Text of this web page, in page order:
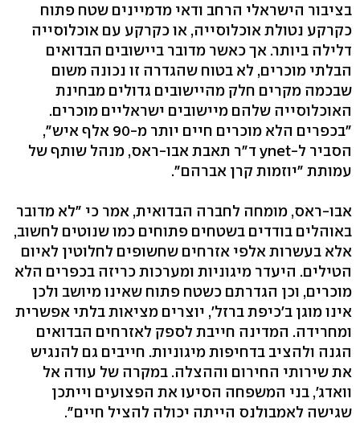
בציבור הישראלי הרחב ודאי מדמיינים שטח פתוח
כקרקע נטולת אוכלוסייה, או כקרקע עם אוכלוסייה
דלילה ביותר. אך כאשר מדובר ביישובים הבדואים
הבלתי מוכרים, לא בטוח שהגדרה זו נכונה משום
שבכמה מקרים חלק מהיישובים גדולים מבחינת
האוכלוסייה שלהם מיישובים ישראליים מוכרים.
"בכפרים הלא מוכרים חיים יותר מ-90 אלף איש",
הסביר ל-ynet ד"ר תאבת אבו-ראס, מנהל שותף של
עמותת "יוזמות קרן אברהם".
אבו-ראס, מומחה לחברה הבדואית, אמר כי "לא מדובר
באוהלים בודדים בשטחים פתוחים כמו שנוטים לחשוב,
אלא בעשרות אלפי אזרחים שחשופים לחלוטין לאיום
הטילים. היעדר מיגוניות ומערכות כריזה בכפרים הלא
מוכרים, וכן הגדרתם כשטח פתוח שאינו מיושב ולכן
אינו מוגן ב'כיפת ברזל', יוצרים מציאות בלתי אפשרית
ומחרידה. המדינה חייבת לספק לאזרחים הבדואים
הגנה ולהציב בדחיפות מיגוניות. חייבים גם להנגיש
את שירותי החירום וההצלה. במקרה של עודה אל
וואדג', בני המשפחה הסיעו את הפצועים וייתכן
שגישה לאמבולנס הייתה יכולה להציל חיים".